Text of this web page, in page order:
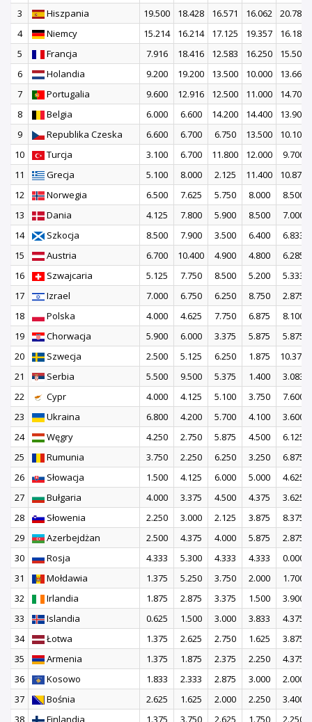
3
Hiszpania 19.500 18.428 16.571 16.062
20.785
4
Niemcy 15.214 16.214 17.125 19.357
16.187
5
Francja 7.916 18.416 12.583 16.250
15.500
6
Holandia 9.200 19.200 13.500 10.000
13.666
7
Portugalia 9.600 12.916 12.500 11.000
14.700
8
Belgia 6.000 6.600 14.200 14.400
13.900
9
Republika Czeska 6.600 6.700 6.750 13.500
10.100
10
Turcja 3.100 6.700 11.800 12.000
9.700
11
Grecja 5.100 8.000 2.125 11.400
10.875
12
Norwegia 6.500 7.625 5.750 8.000
8.500
13
Dania 4.125 7.800 5.900 8.500
7.000
14
Szkocja 8.500 7.900 3.500 6.400
6.833
15
Austria 6.700 10.400 4.900 4.800
6.285
16
Szwajcaria 5.125 7.750 8.500 5.200
5.333
17
Izrael 7.000 6.750 6.250 8.750
2.875
18
Polska 4.000 4.625 7.750 6.875
8.100
19
Chorwacja 5.900 6.000 3.375 5.875
5.875
20
Szwecja 2.500 5.125 6.250 1.875
10.375
21
Serbia 5.500 9.500 5.375 1.400
3.083
22
Cypr 4.000 4.125 5.100 3.750
7.600
23
Ukraina 6.800 4.200 5.700 4.100
3.600
24
Węgry 4.250 2.750 5.875 4.500
6.125
25
Rumunia 3.750 2.250 6.250 3.250
6.875
26
Słowacja 1.500 4.125 6.000 5.000
4.625
27
Bułgaria 4.000 3.375 4.500 4.375
3.625
28
Słowenia 2.250 3.000 2.125 3.875
8.375
29
Azerbejdżan 2.500 4.375 4.000 5.875
2.875
30
Rosja 4.333 5.300 4.333 4.333
0.000
31
Mołdawia 1.375 5.250 3.750 2.000
1.700
32
Irlandia 1.875 2.875 3.375 1.500
3.900
33
Islandia 0.625 1.500 3.000 3.833
4.375
34
Łotwa 1.375 2.625 2.750 1.625
3.875
35
Armenia 1.375 1.875 2.375 2.250
4.375
36
Kosowo 1.833 2.333 2.875 3.000
2.000
37
Bośnia 2.625 1.625 2.000 2.250
3.400
38
Finlandia 1.375 3.750 2.625 1.750 2.250